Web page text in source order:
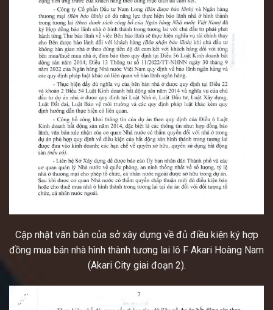
Cập nhật văn bản của sở xây dựng về đủ điều kiện ký hợp
đồng mua bán nhà hình thành tương lai lô F Akari Hoàng Nam
(Akari City giai đoạn 2).